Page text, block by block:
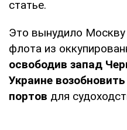
статье.
Это вынудило
флота из
освободив запад
Украине
портов для